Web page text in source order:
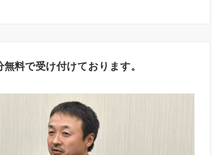
料で受け付けております。